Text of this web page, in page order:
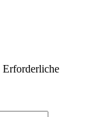
Erforderliche